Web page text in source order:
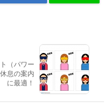
（パワー
息の案内
に最適！